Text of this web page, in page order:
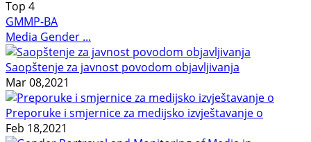
Top 4
GMMP-BA
Media Gender ...
Saopštenje za javnost povodom objavljivanja
Mar 08,2021
Preporuke i smjernice za medijsko izvještavanje o
Feb 18,2021